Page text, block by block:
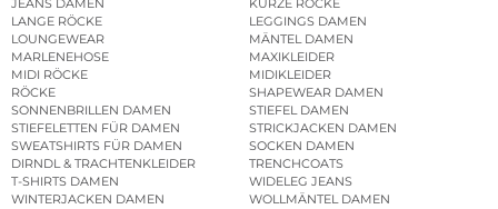
JEANS DAMEN
KURZE RÖCKE
LANGE RÖCKE
LEGGINGS DAMEN
LOUNGEWEAR
MÄNTEL DAMEN
MARLENEHOSE
MAXIKLEIDER
MIDI RÖCKE
MIDIKLEIDER
RÖCKE
SHAPEWEAR DAMEN
SONNENBRILLEN DAMEN
STIEFEL DAMEN
STIEFELETTEN FÜR DAMEN
STRICKJACKEN DAMEN
SWEATSHIRTS FÜR DAMEN
SOCKEN DAMEN
DIRNDL & TRACHTENKLEIDER
TRENCHCOATS
T-SHIRTS DAMEN
WIDELEG JEANS
WINTERJACKEN DAMEN
WOLLMÄNTEL DAMEN